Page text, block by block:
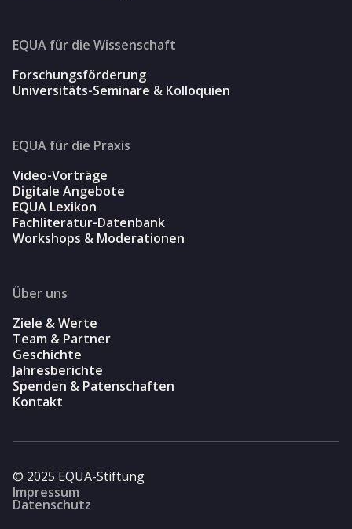
EQUA für die Wissenschaft
Forschungsförderung
Universitäts-Seminare & Kolloquien
EQUA für die Praxis
Video-Vorträge
Digitale Angebote
EQUA Lexikon
Fachliteratur-Datenbank
Workshops & Moderationen
Über uns
Ziele & Werte
Team & Partner
Geschichte
Jahresberichte
Spenden & Patenschaften
Kontakt
© 2025 EQUA-Stiftung
Impressum
Datenschutz